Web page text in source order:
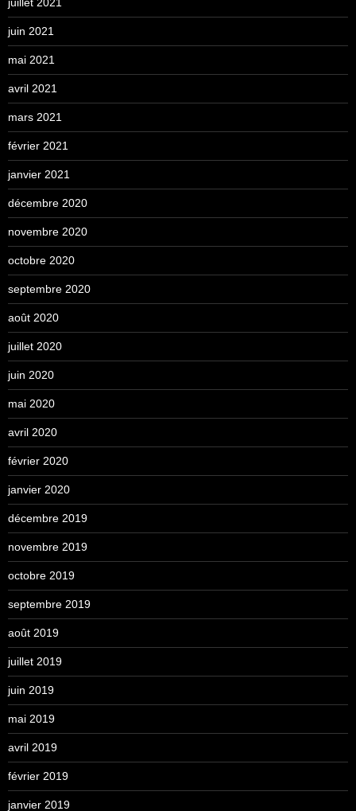
juin 2021
mai 2021
avril 2021
mars 2021
février 2021
janvier 2021
décembre 2020
novembre 2020
octobre 2020
septembre 2020
août 2020
juillet 2020
juin 2020
mai 2020
avril 2020
février 2020
janvier 2020
décembre 2019
novembre 2019
octobre 2019
septembre 2019
août 2019
juillet 2019
juin 2019
mai 2019
avril 2019
février 2019
janvier 2019